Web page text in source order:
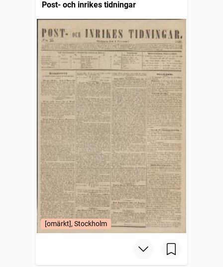
Post- och inrikes tidningar
[omärkt], Stockholm